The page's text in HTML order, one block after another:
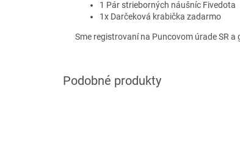
1 Pár strieborných náušníc Fivedota
1x Darčeková krabička zadarmo
Sme registrovaní na Puncovom úrade SR